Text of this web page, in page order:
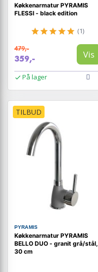
Køkkenarmatur PYRAMIS
FLESSI - black edition
(1)
479,-
359,- Vis
På lager
TILBUD
PYRAMIS
Køkkenarmatur PYRAMIS
BELLO DUO - granit grå/stål,
30 cm